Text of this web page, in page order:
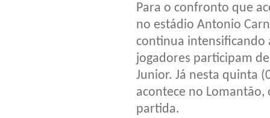
Para o confronto que
no estádio Antonio
continua intensificando
jogadores participam
Junior. Já nesta quinta
acontece no
partida.